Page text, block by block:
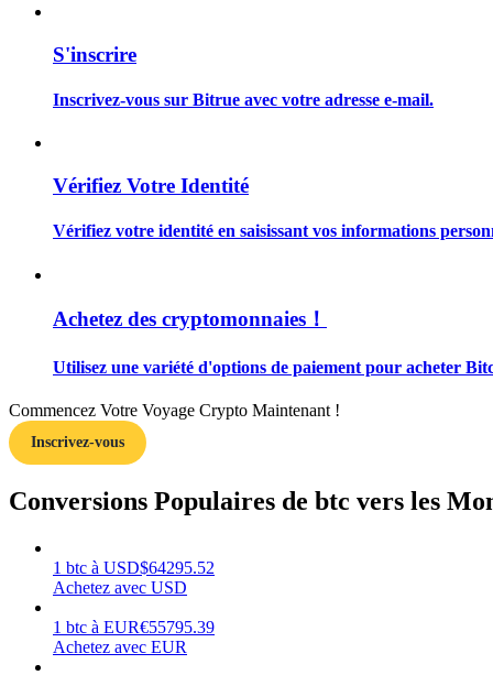
Information
Analyse de mégadonnées, y compris des informations
Guide
Stratégies de trading
Apprenez à rester rentable
S'inscrire
Inscrivez-vous sur Bitrue avec votre adresse e-mail.
Vérifiez Votre Identité
Vérifiez votre identité en saisissant vos informations
Achetez des cryptomonnaies！
Utilisez une variété d'options de paiement pour acheter
Commencez Votre Voyage Crypto Maintenant !
Inscrivez-vous
Conversions Populaires de btc vers les
1 btc à USD$64295.52
Achetez avec USD
1 btc à EUR€55795.39
Achetez avec EUR